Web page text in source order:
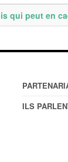
qui peut en
ILS